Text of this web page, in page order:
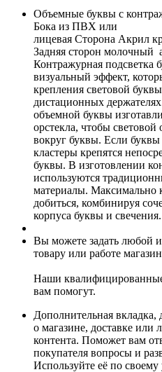
Объемные буквы с
Бока из ПВХ или
лицевая Сторона Акрил
Задняя сторон молочный
Контражурная подсветка
визуальный эффект,
крепления световой
дистационных
объемной буквы
орстекла, чтобы световой
вокруг буквы. Если
кластеры крепятся
буквы. В изготовлении
используются
материалы. Максимально
добиться, комбинируя
корпуса буквы и свечения.
Вы можете задать любой
товару или работе
Наши
вам помогут.
Дополнительная
о магазине, доставке или
контента. Поможет вам
покупателя вопросы и
Используйте её по